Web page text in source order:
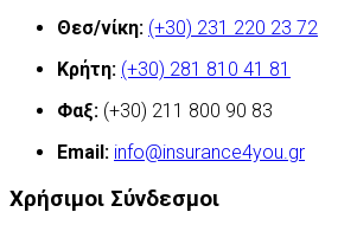
Θεσ/νίκη: (+30) 231 220 23 72
Κρήτη: (+30) 281 810 41 81
Φαξ: (+30) 211 800 90 83
Email: info@insurance4you.gr
Χρήσιμοι Σύνδεσμοι